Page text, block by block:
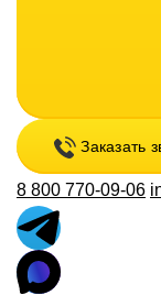
Заказать
8 800 770-09-06